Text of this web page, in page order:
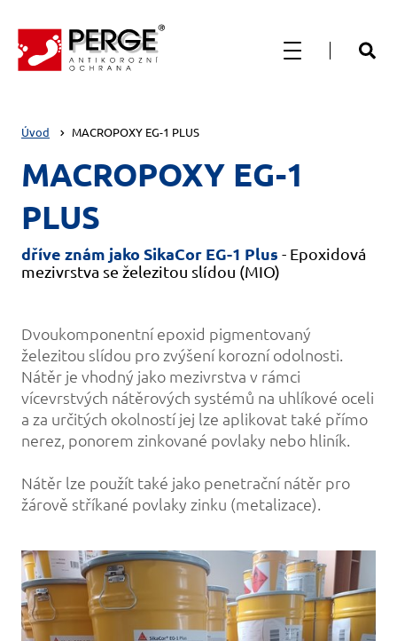
Úvod MACROPOXY EG-1 PLUS
MACROPOXY EG-1
PLUS
dříve znám jako SikaCor EG-1 Plus - Epoxidová
mezivrstva se železitou slídou (MIO)
Dvoukomponentní epoxid pigmentovaný
železitou slídou pro zvýšení korozní odolnosti.
Nátěr je vhodný jako mezivrstva v rámci
vícevrstvých nátěrových systémů na uhlíkové oceli
a za určitých okolností jej lze aplikovat také přímo
nerez, ponorem zinkované povlaky nebo hliník.
Nátěr lze použít také jako penetrační nátěr pro
žárově stříkané povlaky zinku (metalizace).